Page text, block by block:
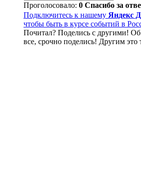
Проголосовало: 0 Спасибо за
Подключитесь к нашему Яндекс
чтобы быть в курсе событий в
Почитал? Поделись с другими!
все, срочно поделись! Другим это